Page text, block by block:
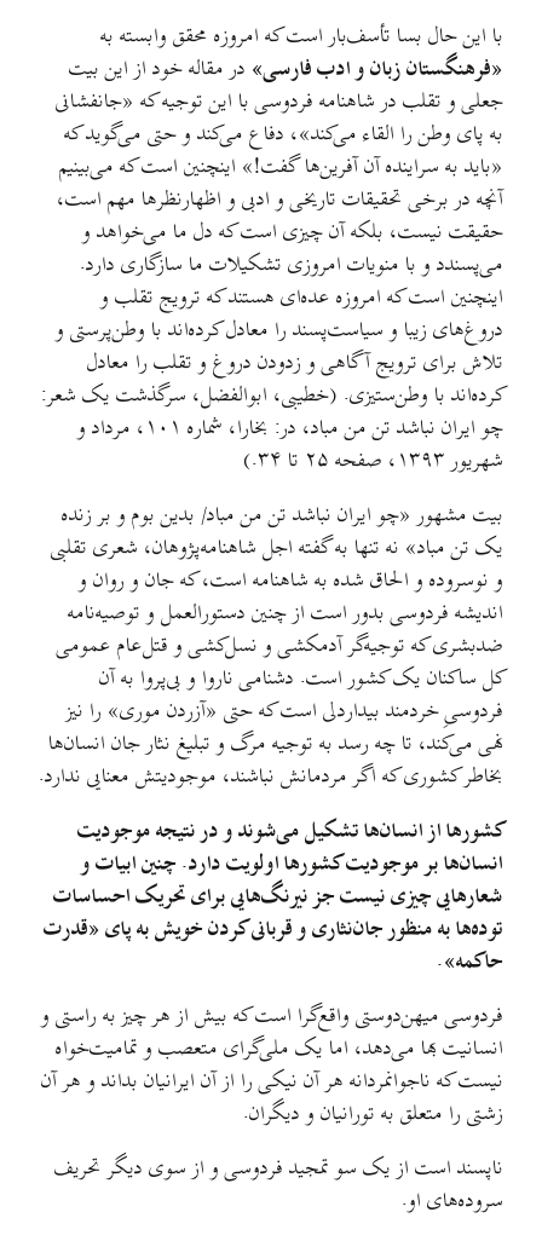
با این حال بسا تأسف‌بار است که امروزه محقق وابسته به
«فرهنگستان زبان و ادب فارسی» در مقاله خود از این بیت
جعلی و تقلب در شاهنامه فردوسی با این توجیه که «جانفشانی
به پای وطن را القاء می‌کند»، دفاع می‌کند و حتی می‌گوید که
«باید به سراینده آن آفرین‌ها گفت!» اینچنین است که می‌بینیم
آنچه در برخی تحقیقات تاریخی و ادبی و اظهارنظرها مهم است،
حقیقت نیست، بلکه آن چیزی است که دل ما می‌خواهد و
می‌پسندد و با منویات امروزی تشکیلات ما سازگاری دارد.
اینچنین است که امروزه عده‌ای هستند که ترویج تقلب و
دروغ‌های زیبا و سیاست‌پسند را معادل کرده‌اند با وطن‌پرستی و
تلاش برای ترویج آگاهی و زدودن دروغ و تقلب را معادل
کرده‌اند با وطن‌ستیزی. (خطیبی، ابوالفضل، سرگذشت یک شعر:
چو ایران نباشد تن من مباد، در: بخارا، شماره ۱۰۱، مرداد و
شهریور ۱۳۹۳، صفحه ۲۵ تا ۳۴.)
بیت مشهور «چو ایران نباشد تن من مباد/ بدین بوم و بر زنده
یک تن مباد» نه تنها به گفته اجل شاهنامه‌پژوهان، شعری تقلبی
و نوسروده و الحاق شده به شاهنامه است، که جان و روان و
اندیشه فردوسی بدور است از چنین دستورالعمل و توصیه‌نامه
ضدبشری که توجیه‌گر آدمکشی و نسل‌کشی و قتل‌عام عمومی
کل ساکنان یک کشور است. دشنامی ناروا و بی‌پروا به آن
فردوسیِ خردمند بیداردلی است که حتی «آزردن موری» را نیز
نهی می‌کند، تا چه رسد به توجیه مرگ و تبلیغ نثار جان انسان‌ها
بخاطر کشوری که اگر مردمانش نباشند، موجودیتش معنایی ندارد.
کشورها از انسان‌ها تشکیل می‌شوند و در نتیجه موجودیت
انسان‌ها بر موجودیت کشورها اولویت دارد. چنین ابیات و
شعارهایی چیزی نیست جز نیرنگ‌هایی برای تحریک احساسات
توده‌ها به منظور جان‌نثاری و قربانی کردن خویش به پای «قدرت
حاکمه».
فردوسی میهن‌دوستی واقع‌گرا است که بیش از هر چیز به راستی و
انسانیت بها می‌دهد، اما یک ملی‌گرای متعصب و تمامیت‌خواه
نیست که ناجوانمردانه هر آن نیکی را از آن ایرانیان بداند و هر آن
زشتی را متعلق به تورانیان و دیگران.
ناپسند است از یک سو تمجید فردوسی و از سوی دیگر تحریف
سروده‌های او.